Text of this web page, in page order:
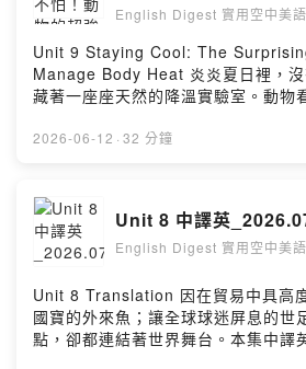
English Digest 實用空中美語
Unit 9 Staying Cool: The
Manage Body Heat 炎炎夏日裡，沒有冷氣的野外，其實
藏著一座座天然的降溫實驗室。動物
的散熱祕技，看看牠們如何在高溫中
2026-06-12 · 32 分鐘
Unit 8 中譯英
English Digest 實用空中美語
Unit 8 Translation 因在貿易中具高度經濟價值而被稱為
國寶的外來魚；讓全球球迷屏息的世
點，卻都連結著世界舞台。本集中譯